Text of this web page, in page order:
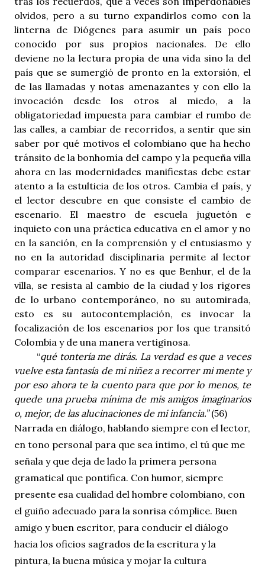
olvidos, pero a su turno expandirlos como con la
linterna de Diógenes para asumir un país poco
conocido por sus propios nacionales. De ello
deviene no la lectura propia de una vida sino la del
país que se sumergió de pronto en la extorsión, el
de las llamadas y notas amenazantes y con ello la
invocación desde los otros al miedo, a la
obligatoriedad impuesta para cambiar el rumbo de
las calles, a cambiar de recorridos, a sentir que sin
saber por qué motivos el colombiano que ha hecho
tránsito de la bonhomía del campo y la pequeña villa
ahora en las modernidades manifiestas debe estar
atento a la estulticia de los otros. Cambia el país, y
el lector descubre en que consiste el cambio de
escenario. El maestro de escuela juguetón e
inquieto con una práctica educativa en el amor y no
en la sanción, en la comprensión y el entusiasmo y
no en la autoridad disciplinaria permite al lector
comparar escenarios. Y no es que Benhur, el de la
villa, se resista al cambio de la ciudad y los rigores
de lo urbano contemporáneo, no su automirada,
esto es su autocontemplación, es invocar la
focalización de los escenarios por los que transitó
Colombia y de una manera vertiginosa.
“qué tontería me dirás. La verdad es que a veces
vuelve esta fantasía de mi niñez a recorrer mi mente y
por eso ahora te la cuento para que por lo menos, te
quede una prueba mínima de mis amigos imaginarios
o, mejor, de las alucinaciones de mi infancia.”(56)
Narrada en diálogo, hablando siempre con el lector,
en tono personal para que sea íntimo, el tú que me
señala y que deja de lado la primera persona
gramatical que pontifica. Con humor, siempre
presente esa cualidad del hombre colombiano, con
el guiño adecuado para la sonrisa cómplice. Buen
amigo y buen escritor, para conducir el diálogo
hacia los oficios sagrados de la escritura y la
pintura, la buena música y mojar la cultura